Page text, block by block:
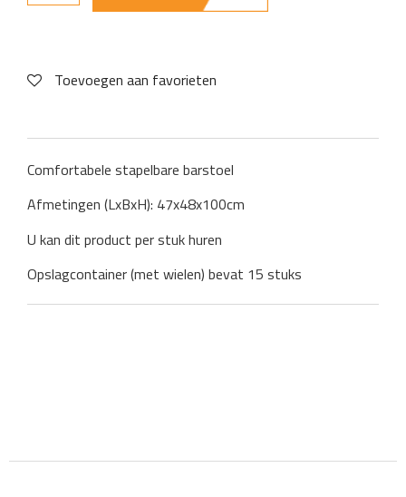
Toevoegen aan favorieten
Comfortabele stapelbare barstoel
Afmetingen (LxBxH): 47x48x100cm
U kan dit product per stuk huren
Opslagcontainer (met wielen) bevat 15 stuks